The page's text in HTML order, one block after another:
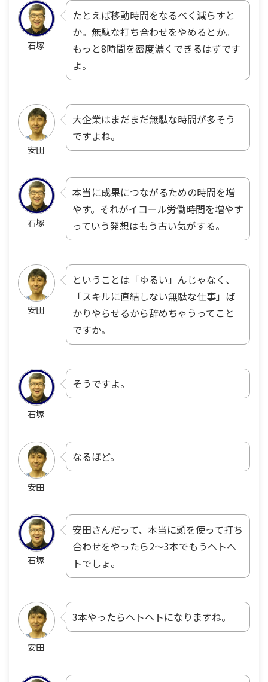
石塚
たとえば移動時間をなるべく減らすと
か。無駄な打ち合わせをやめるとか。
もっと8時間を密度濃くできるはずです
よ。
安田
大企業はまだまだ無駄な時間が多そう
ですよね。
石塚
本当に成果につながるための時間を増
やす。それがイコール労働時間を増やす
っていう発想はもう古い気がする。
安田
ということは「ゆるい」んじゃなく、
「スキルに直結しない無駄な仕事」ば
かりやらせるから辞めちゃうってこと
ですか。
石塚
そうですよ。
安田
なるほど。
石塚
安田さんだって、本当に頭を使って打ち
合わせをやったら2〜3本でもうヘトヘ
トでしょ。
安田
3本やったらヘトヘトになりますね。